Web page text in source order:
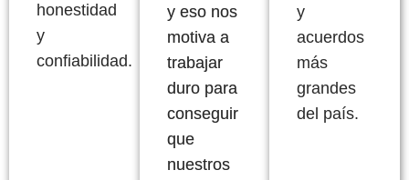
honestidad
y
confiabilidad.
y eso nos
motiva a
trabajar
duro para
conseguir
que
nuestros
y
acuerdos
más
grandes
del país.